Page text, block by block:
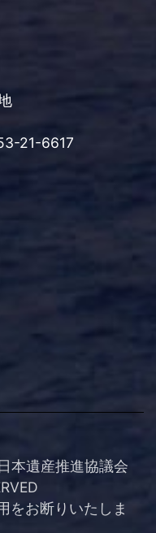
21-6617
本遺産推進協議会
をお断りいたしま